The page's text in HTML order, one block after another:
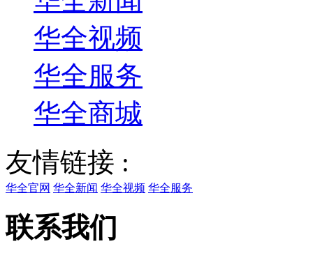
华全视频
华全服务
华全商城
友情链接 :
华全官网 华全新闻 华全视频 华全服务
联系我们